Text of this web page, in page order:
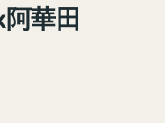
華田